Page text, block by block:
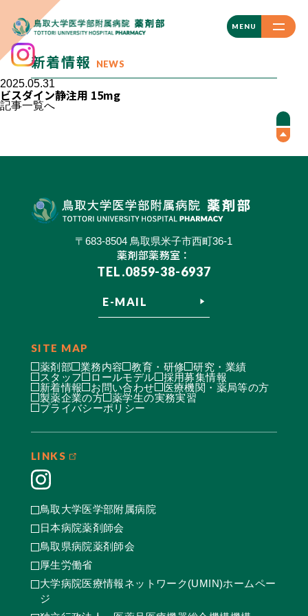
MENU
CLOSE
新着情報 NEWS
2025.05.31
ビスダイン静注用 15mg
記事一覧へ
〒683-8504 鳥取県米子市西町36-1
薬剤部薬務室：
TEL.0859-38-6937
E-MAIL
SITE MAP
薬剤部 業務内容 教育・研修
研究・業績
スタッフ
ロールモデル
採用募集情報
新着情報
お問い合わせ
医療機関・薬局等の方
製薬企業の方
薬学生の実務実習
プライバシーポリシー
LINKS
鳥取大学医学部附属病院
日本病院薬剤師会
鳥取県病院薬剤師会
厚生労働省
大学病院医療情報ネットワーク(UMIN)ホームペー
ジ